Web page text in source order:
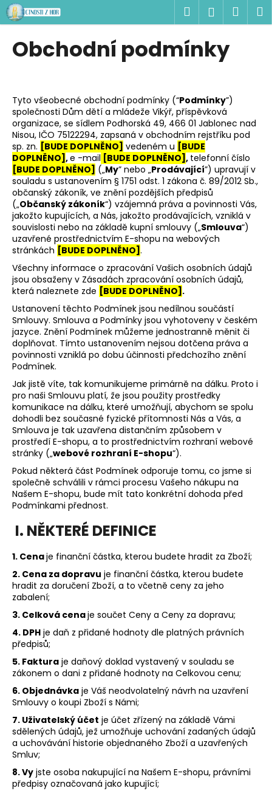
Přejít
na
obsah
Hledat
Obchodní podmínky
Tyto všeobecné obchodní podmínky (“Podmínky”)
společnosti Dům dětí a mládeže Vikýř, příspěvková
organizace, se sídlem Podhorská 49, 466 01 Jablonec nad
Nisou, IČO 75122294, zapsaná v obchodním rejstříku pod
sp. zn. [BUDE DOPLNĚNO] vedeném u [BUDE
DOPLNĚNO] ,e -mail [BUDE DOPLNĚNO] , telefonní číslo
[BUDE DOPLNĚNO] („My” nebo „Prodávající”) upravují v
souladu s ustanovením § 1751 odst. 1 zákona č. 89/2012 Sb.,
občanský zákoník, ve znění pozdějších předpisů
(„Občanský zákoník“) vzájemná práva a povinnosti Vás,
jakožto kupujících, a Nás, jakožto prodávajících, vzniklá v
souvislosti nebo na základě kupní smlouvy („Smlouva“)
uzavřené prostřednictvím E-shopu na webových
stránkách [BUDE DOPLNĚNO] .
Všechny informace o zpracování Vašich osobních údajů
jsou obsaženy v Zásadách zpracování osobních údajů,
která naleznete zde [BUDE DOPLNĚNO] .
Ustanovení těchto Podmínek jsou nedílnou součástí
Smlouvy. Smlouva a Podmínky jsou vyhotoveny v českém
jazyce. Znění Podmínek můžeme jednostranně měnit či
doplňovat. Tímto ustanovením nejsou dotčena práva a
povinnosti vzniklá po dobu účinnosti předchozího znění
Podmínek.
Jak jistě víte, tak komunikujeme primárně na dálku. Proto i
pro naši Smlouvu platí, že jsou použity prostředky
komunikace na dálku, které umožňují, abychom se spolu
dohodli bez současné fyzické přítomnosti Nás a Vás, a
Smlouva je tak uzavřena distančním způsobem v
prostředí E-shopu, a to prostřednictvím rozhraní webové
stránky („webové rozhraní E-shopu“).
Pokud některá část Podmínek odporuje tomu, co jsme si
společně schválili v rámci procesu Vašeho nákupu na
Našem E-shopu, bude mít tato konkrétní dohoda před
Podmínkami přednost.
I. NĚKTERÉ DEFINICE
1. Cenaje finanční částka, kterou budete hradit za Zboží;
2. Cena za dopravu je finanční částka, kterou budete
hradit za doručení Zboží, a to včetně ceny za jeho
zabalení;
3. Celková cenaje součet Ceny a Ceny za dopravu;
4. DPH je daň z přidané hodnoty dle platných právních
předpisů;
5. Faktura je daňový doklad vystavený v souladu se
zákonem o dani z přidané hodnoty na Celkovou cenu;
6. Objednávka je Váš neodvolatelný návrh na uzavření
Smlouvy o koupi Zboží s Námi;
7. Uživatelský účet je účet zřízený na základě Vámi
sdělených údajů, jež umožňuje uchování zadaných údajů
a uchovávání historie objednaného Zboží a uzavřených
Smluv;
8. Vy jste osoba nakupující na Našem E-shopu, právními
předpisy označovaná jako kupující;
K
o
p
o
t
ř
e
b
u
j
e
t
e
n
a
j
í
t
?
HLEDAT